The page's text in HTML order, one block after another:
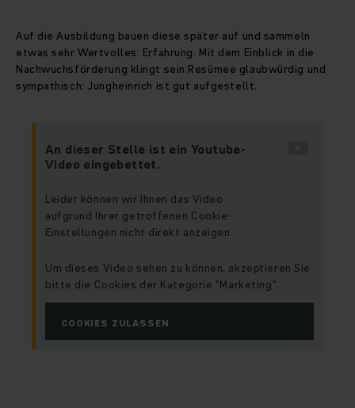
Auf die Ausbildung bauen diese später auf und sammeln
etwas sehr Wertvolles: Erfahrung. Mit dem Einblick in die
Nachwuchsförderung klingt sein Resümee glaubwürdig und
sympathisch: Jungheinrich ist gut aufgestellt.
An dieser Stelle ist ein Youtube-
Video eingebettet.
Leider können wir Ihnen das Video
aufgrund Ihrer getroffenen Cookie-
Einstellungen nicht direkt anzeigen.
Um dieses Video sehen zu können, akzeptieren Sie
bitte die Cookies der Kategorie "Marketing".
COOKIES ZULASSEN